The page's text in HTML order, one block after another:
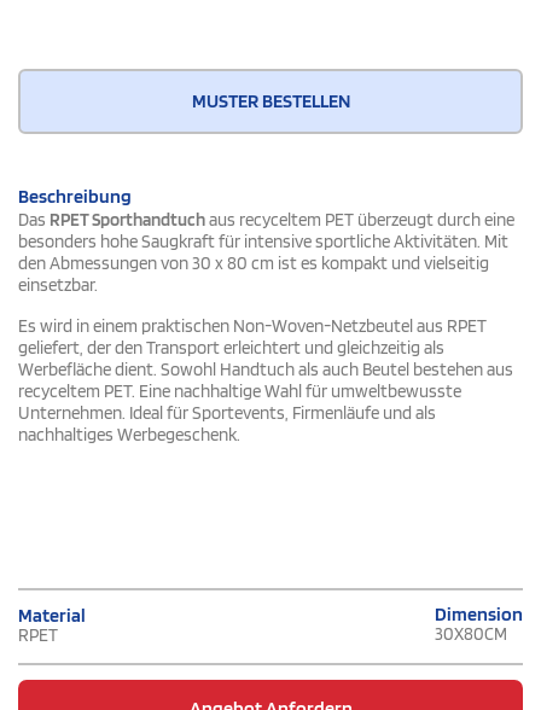
MUSTER BESTELLEN
Beschreibung
Das RPET Sporthandtuchaus recyceltem PET überzeugt durch eine
besonders hohe Saugkraft für intensive sportliche Aktivitäten. Mit
den Abmessungen von 30 x 80 cm ist es kompakt und vielseitig
einsetzbar.
Es wird in einem praktischen Non-Woven-Netzbeutel aus RPET
geliefert, der den Transport erleichtert und gleichzeitig als
Werbefläche dient. Sowohl Handtuch als auch Beutel bestehen aus
recyceltem PET. Eine nachhaltige Wahl für umweltbewusste
Unternehmen. Ideal für Sportevents, Firmenläufe und als
nachhaltiges Werbegeschenk.
Material
RPET
Dimension
30X80CM